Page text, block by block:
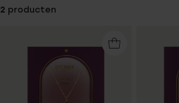
2 producten